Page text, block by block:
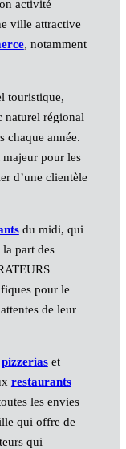
activité
ville attractive
, notamment
touristique,
naturel régional
chaque année.
pour les
d’une clientèle
du midi, qui
part des
pour le
de leur
pizzeriaset
restaurants
les envies
qui offre de
qui